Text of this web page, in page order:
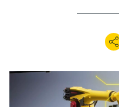
GAMMA ROBOTICA
CONTROLLER PER ROBOT
ACCESSORI PER ROBOT